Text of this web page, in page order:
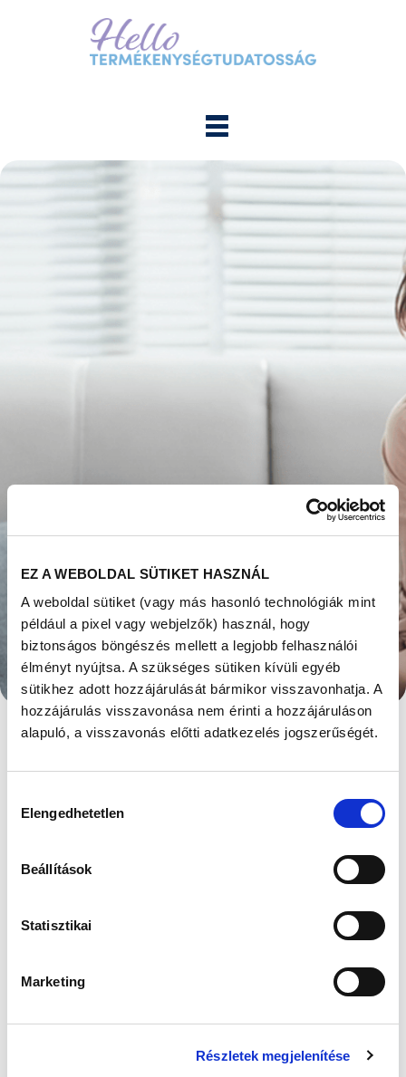
EZ A WEBOLDAL SÜTIKET HASZNÁL
A weboldal sütiket (vagy más hasonló technológiák mint
például a pixel vagy webjelzők) használ, hogy
biztonságos böngészés mellett a legjobb felhasználói
élményt nyújtsa. A szükséges sütiken kívüli egyéb
sütikhez adott hozzájárulását bármikor visszavonhatja. A
hozzájárulás visszavonása nem érinti a hozzájáruláson
alapuló, a visszavonás előtti adatkezelés jogszerűségét.
kiválasztása
Elengedhetetlen
Beállítások
Statisztikai
Marketing
Részletek megjelenítése
MI AZ IDEÁLIS
PETESEJTSZÁM
LOMBIK
mert a sejtszám növelésével a
növelhető. Egy darabig.
„embriótraszferre” törekszünk, akkor az ebből
petesejtszám között a várandósság esélye